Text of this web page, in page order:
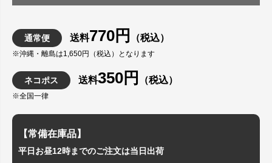
通常便 送料770円 （税込）
※沖縄・離島は1,650円（税込）となります
ネコポス 送料350円 （税込）
※全国一律
【常備在庫品】
平日お昼12時までのご注文は当日出荷